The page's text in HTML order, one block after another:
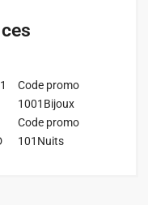
Code promo
1001Bijoux
Code promo
101Nuits